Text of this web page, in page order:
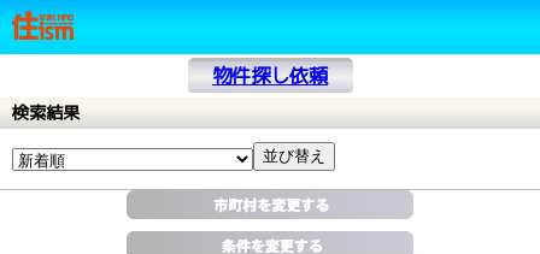
物件探し依頼
検索結果